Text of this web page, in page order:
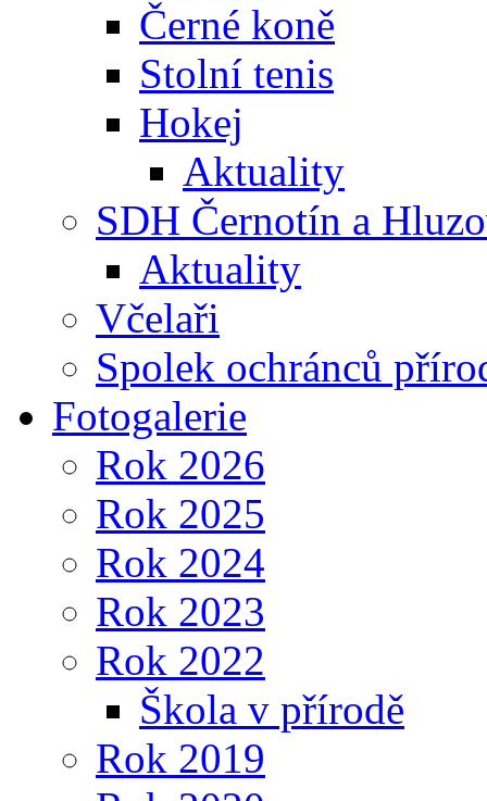
Černé koně
Stolní tenis
Hokej
Aktuality
SDH Černotín a
Aktuality
Včelaři
Spolek ochránců
Fotogalerie
Rok 2026
Rok 2025
Rok 2024
Rok 2023
Rok 2022
Škola v přírodě
Rok 2019